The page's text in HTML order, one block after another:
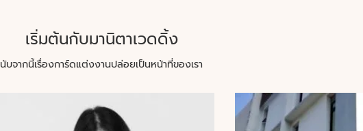
เริ่มต้นกับมานิตาเวดดิ้ง
นับจากนี้เรื่องการ์ดแต่งงานปล่อยเป็นหน้าที่ของเรา